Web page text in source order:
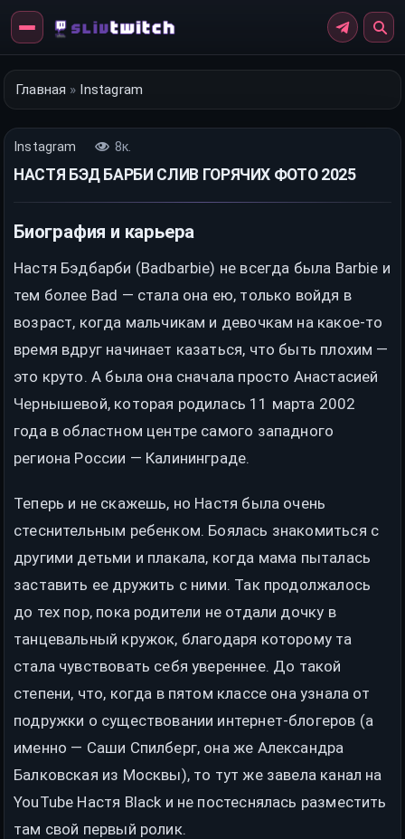
Перейти
контенту
Главная » Instagram
Instagram 8к.
НАСТЯ БЭД БАРБИ СЛИВ ГОРЯЧИХ ФОТО 2025
Биография и карьера
Настя Бэдбарби (Badbarbie) не всегда была Barbie и
тем более Bad — стала она ею, только войдя в
возраст, когда мальчикам и девочкам на какое-то
время вдруг начинает казаться, что быть плохим —
это круто. А была она сначала просто Анастасией
Чернышевой, которая родилась 11 марта 2002
года в областном центре самого западного
региона России — Калининграде.
Теперь и не скажешь, но Настя была очень
стеснительным ребенком. Боялась знакомиться с
другими детьми и плакала, когда мама пыталась
заставить ее дружить с ними. Так продолжалось
до тех пор, пока родители не отдали дочку в
танцевальный кружок, благодаря которому та
стала чувствовать себя увереннее. До такой
степени, что, когда в пятом классе она узнала от
подружки о существовании интернет-блогеров (а
именно — Саши Спилберг, она же Александра
Балковская из Москвы), то тут же завела канал на
YouTube Настя Black и не постеснялась разместить
там свой первый ролик.